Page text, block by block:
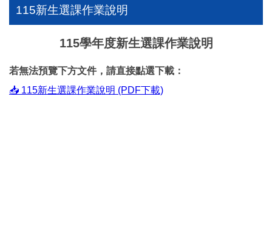
115新生選課作業說明
115學年度新生選課作業說明
若無法預覽下方文件，請直接點選下載：
📥 115新生選課作業說明 (PDF下載)